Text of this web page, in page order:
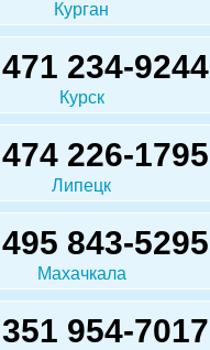
Курган
234-9244
Курск
226-1795
Липецк
843-5295
Махачкала
954-7017